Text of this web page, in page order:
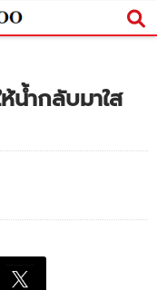
น้ำกลับมาใส